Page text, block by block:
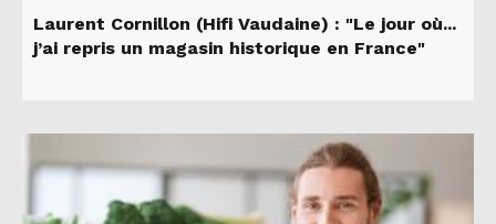
Laurent Cornillon (Hifi Vaudaine) : "Le jour où...
j’ai repris un magasin historique en France"